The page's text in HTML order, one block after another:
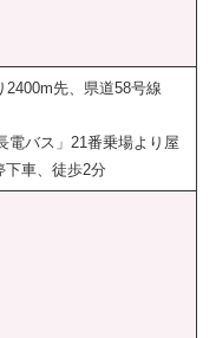
2400m先、県道58号線
電バス」21番乗場より屋
下車、徒歩2分